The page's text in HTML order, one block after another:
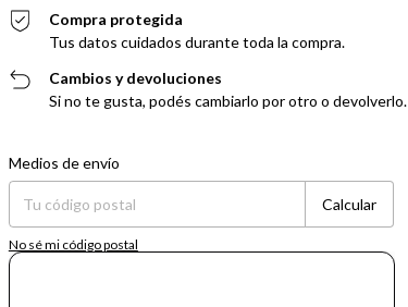
Compra protegida
Tus datos cuidados durante toda la compra.
Cambios y devoluciones
Si no te gusta, podés cambiarlo por otro o devolverlo.
Entregas para el CP:
Medios de envío
Calcular
No sé mi código postal